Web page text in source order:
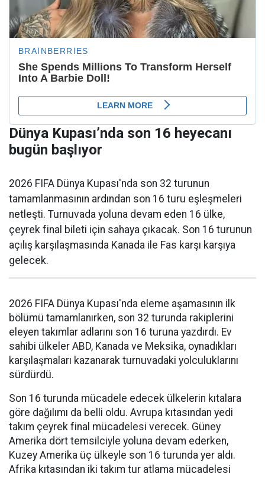
Dünya Kupası’nda son 16 heyecanı
bugün başlıyor
2026 FIFA Dünya Kupası'nda son 32 turunun
tamamlanmasının ardından son 16 turu eşleşmeleri
netleşti. Turnuvada yoluna devam eden 16 ülke,
çeyrek final bileti için sahaya çıkacak. Son 16 turunun
açılış karşılaşmasında Kanada ile Fas karşı karşıya
gelecek.
2026 FIFA Dünya Kupası'nda eleme aşamasının ilk
bölümü tamamlanırken, son 32 turunda rakiplerini
eleyen takımlar adlarını son 16 turuna yazdırdı. Ev
sahibi ülkeler ABD, Kanada ve Meksika, oynadıkları
karşılaşmaları kazanarak turnuvadaki yolculuklarını
sürdürdü.
Son 16 turunda mücadele edecek ülkelerin kıtalara
göre dağılımı da belli oldu. Avrupa kıtasından yedi
takım çeyrek final mücadelesi verecek. Güney
Amerika dört temsilciyle yoluna devam ederken,
Kuzey Amerika üç ülkeyle son 16 turunda yer aldı.
Afrika kıtasından iki takım tur atlama mücadelesi